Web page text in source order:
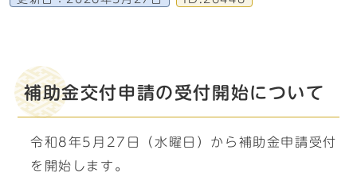
補助金交付申請の受付開始について
令和8年5月27日（水曜日）から補助金申請受付
を開始します。